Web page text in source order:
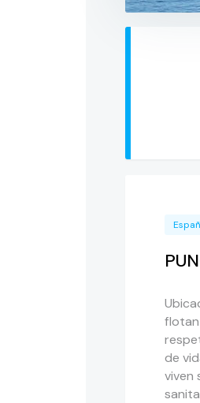
de
viven